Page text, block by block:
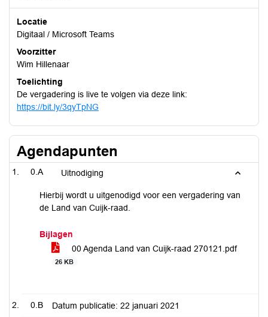
Locatie
Digitaal / Microsoft Teams
Voorzitter
Wim Hillenaar
Toelichting
De vergadering is live te volgen via deze link:
https://bit.ly/3qyTpNG
Agendapunten
0.A Uitnodiging
Hierbij wordt u uitgenodigd voor een vergadering van
de Land van Cuijk-raad.
Bijlagen
00 Agenda Land van Cuijk-raad 270121.pdf
26 KB
0.B Datum publicatie: 22 januari 2021